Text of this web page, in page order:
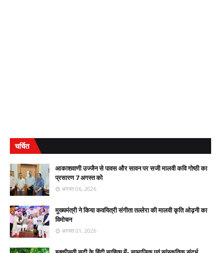
चर्चित
आकाशवाणी उज्जैन से पावस और सावन पर सजी मालवी कवि गोष्ठी का
प्रसारण 7 अगस्त को
अगस्त 06, 2026
मुख्यमंत्री ने किया कवयित्री संगीता तल्लेरा की मालवी कृति ओढ़नी का
विमोचन
अगस्त 01, 2026